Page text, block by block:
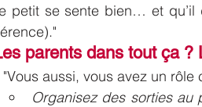
petit se sente bien… et
parents dans tout ça
"Vous aussi, vous avez un
Organisez des sorties au